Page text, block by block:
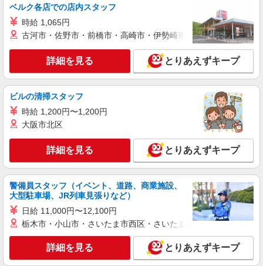
世界的大手グローバル金融企業 （東京都港区
虎ノ門2-6-1 虎ノ門ヒルズステーションタワー）
キープ 詳細を見る
コンパスグループ・ジャパン株式会社 21854_f
調理師【正社員】
月給27万円〜30万円 試用期間中 月給27万円〜
30万円(試用期間3ヶ月) 残業が発生した場合、残業
代を1分単位で別途支給します。 ※給与は経験や
前職給与に応じて決定します。
世界的大手グローバル金融企業 （東京都港区
虎ノ門2-6-1 虎ノ門ヒルズステーションタワー）
キープ 詳細を見る
アルバイト パート
コンパスグループ・ジャパン株式会社 21794_p
調理補助【アルバイト・パート】
時給1,400円以上 試用期間中 時給1,400円以上
(試用期間2ヶ月) 残業が発生した場合、残業代を1
分単位で別途支給します。
フェアモント東京 従業員食堂 （東京都港区
ベルク各店での店内スタッフ
時給 1,065円
古河市・佐野市・前橋市・高崎市・伊勢崎市・太田市・館林市
詳細を見る とりあえずキープ
ビルの清掃スタッフ
時給 1,200円〜1,200円
大阪市北区
詳細を見る とりあえずキープ
警備員スタッフ（イベント、道路、商業施設、
大型駐車場、JR列車見張りなど）
日給 11,000円〜12,100円
栃木市・小山市・さいたま市西区・さいたま市岩槻区・久喜市・
詳細を見る とりあえずキープ